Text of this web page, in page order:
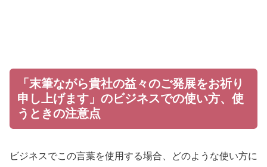
「末筆ながら貴社の益々のご発展をお祈り
申し上げます」のビジネスでの使い方、使
うときの注意点
ビジネスでこの言葉を使用する場合、どのような使い方に